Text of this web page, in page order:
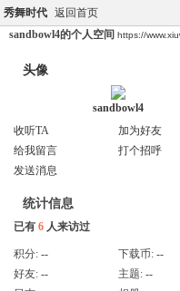
秀舞时代 返回首页
sandbowl4的个人空间 https://
头像
sandbowl4
收听TA
加为好友
给我留言
打个招呼
发送消息
统计信息
已有 6 人来访过
积分: -- 下载币: --
好友: -- 主题: --